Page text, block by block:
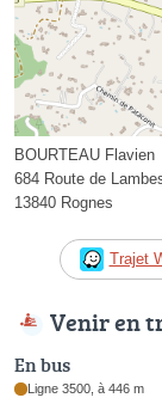
BOURTEAU Flavien
684 Route de
13840 Rognes
Trajet
Venir en
En bus
Ligne 3500, à 446 m